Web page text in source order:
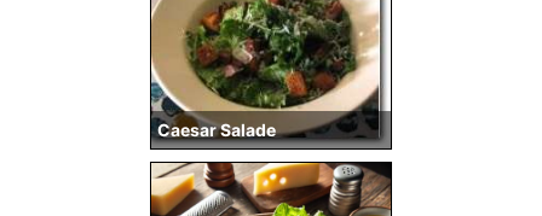
Caesar Salade